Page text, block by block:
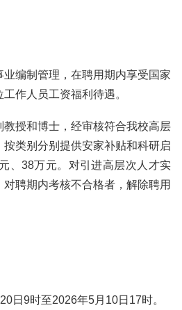
编制管理，在聘用期内享受国家
作人员工资福利待遇。
授和博士，经审核符合我校高层
类别分别提供安家补贴和科研启
、38万元。对引进高层次人才实
聘期内考核不合格者，解除聘用
日9时至2026年5月10日17时。